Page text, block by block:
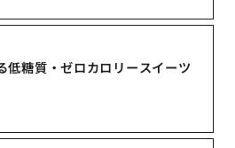
低糖質・ゼロカロリースイーツ